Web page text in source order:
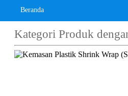
Beranda
Kategori Produk